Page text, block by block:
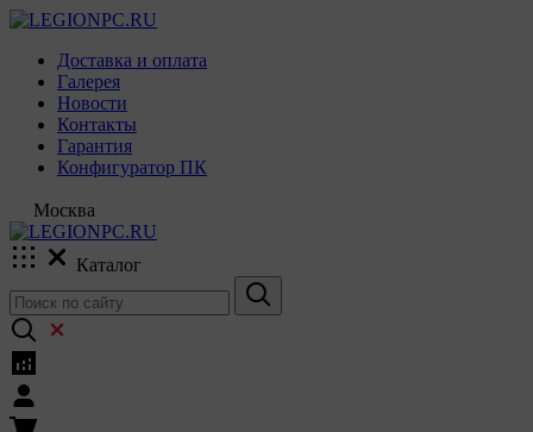
Доставка и оплата
Галерея
Новости
Контакты
Гарантия
Конфигуратор ПК
Москва
Каталог